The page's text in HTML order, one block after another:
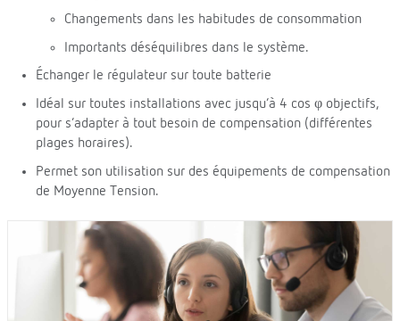
Changements dans les habitudes de consommation
Importants déséquilibres dans le système.
Échanger le régulateur sur toute batterie
Idéal sur toutes installations avec jusqu’à 4 cos φ objectifs,
pour s’adapter à tout besoin de compensation (différentes
plages horaires).
Permet son utilisation sur des équipements de compensation
de Moyenne Tension.